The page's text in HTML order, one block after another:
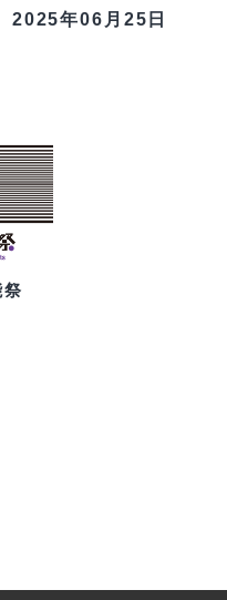
2025年06月25日